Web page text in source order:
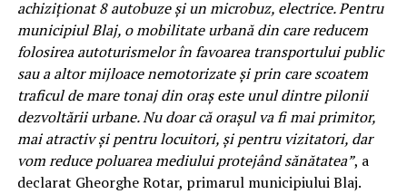
achiziționat 8 autobuze și un microbuz, electrice. Pentru
municipiul Blaj, o mobilitate urbană din care reducem
folosirea autoturismelor în favoarea transportului public
sau a altor mijloace nemotorizate și prin care scoatem
traficul de mare tonaj din oraș este unul dintre pilonii
dezvoltării urbane. Nu doar că orașul va fi mai primitor,
mai atractiv și pentru locuitori, și pentru vizitatori, dar
vom reduce poluarea mediului protejând sănătatea”, a
declarat Gheorghe Rotar, primarul municipiului Blaj.